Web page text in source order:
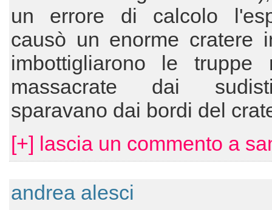
un errore di calcolo
causò un enorme cratere
imbottigliarono le truppe
massacrate dai
sparavano dai bordi del
[+] lascia un commento a
andrea alesci